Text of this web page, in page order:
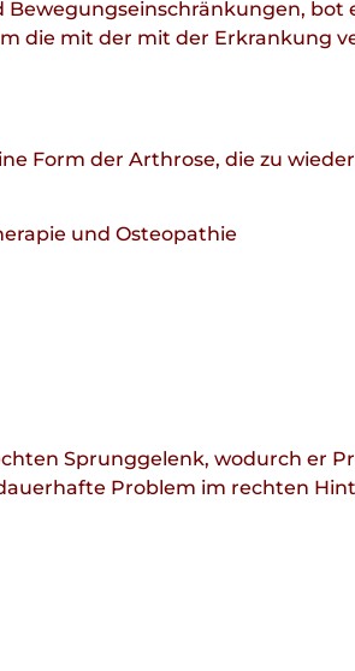
die mit der mit der
Form der Arthrose, die zu
und Osteopathie
Sprunggelenk, wodurch er
Problem im rechten